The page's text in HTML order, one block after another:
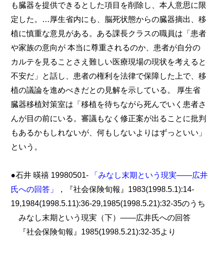
も臓器を提供できるとした項目を削除し、本人意思に限
定した。…厚生省内にも、脳死状態からの臓器摘出、移
植に慎重な意見がある。ある課長クラスの職員は「患者
や家族の意向が 本当に尊重されるのか、患者が自分の
カルテを見ることさえ難しい医療現場の現状を考えると
不安だ」と話し、患者の権利を法律で保障した上で、移
植の議論を進めべきだとの見解を示している。 厚生省
臓器移植対策室は「移植を待ちながら死んでいく患者さ
んが目の前にいる。審議もなく修正案が出ることに批判
もあるかもしれないが、何もしないよりはずっといい」
という。
●石井 暎禧 19980501-
「みなし末期という現実――広井
氏への回答」
，『社会保険旬報』1983(1998.5.1):14-
19,1984(1998.5.11):36-29,1985(1998.5.21):32-35のうち
みなし末期という現実（下）――広井氏への回答
『社会保険旬報』1985(1998.5.21):32-35より